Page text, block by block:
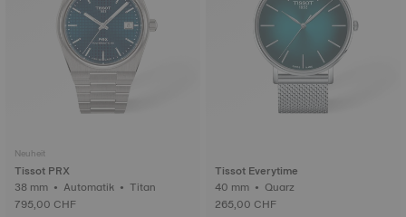
Neuheit
Tissot PRX
38 mm • Automatik • Titan
795,00 CHF
Tissot Everytime
40 mm • Quarz
265,00 CHF